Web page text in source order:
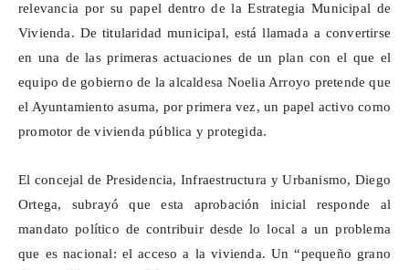
relevancia por su papel dentro de la Estrategia Municipal de
Vivienda. De titularidad municipal, está llamada a convertirse
en una de las primeras actuaciones de un plan con el que el
equipo de gobierno de la alcaldesa Noelia Arroyo pretende que
el Ayuntamiento asuma, por primera vez, un papel activo como
promotor de vivienda pública y protegida.
El concejal de Presidencia, Infraestructura y Urbanismo, Diego
Ortega, subrayó que esta aprobación inicial responde al
mandato político de contribuir desde lo local a un problema
que es nacional: el acceso a la vivienda. Un “pequeño grano